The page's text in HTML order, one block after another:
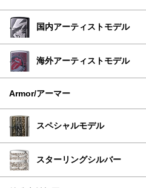
国内アーティストモデル
海外アーティストモデル
Armor/アーマー
スペシャルモデル
スターリングシルバー